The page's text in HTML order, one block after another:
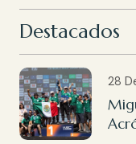
Destacados
28